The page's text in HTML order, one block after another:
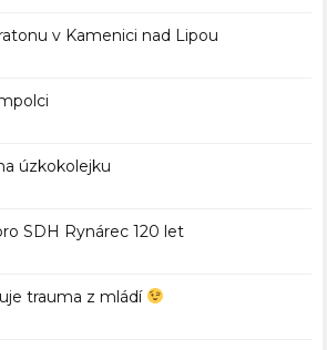
v Kamenici nad Lipou
úzkokolejku
SDH Rynárec 120 let
trauma z mládí